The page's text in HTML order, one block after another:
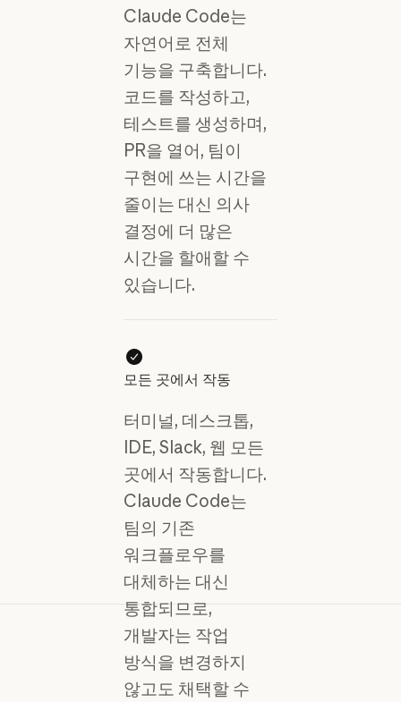
Claude Code는
자연어로 전체
기능을 구축합니다.
코드를 작성하고,
테스트를 생성하며,
PR을 열어, 팀이
구현에 쓰는 시간을
줄이는 대신 의사
결정에 더 많은
시간을 할애할 수
있습니다.
모든 곳에서 작동
터미널, 데스크톱,
IDE, Slack, 웹 모든
곳에서 작동합니다.
Claude Code는
팀의 기존
워크플로우를
대체하는 대신
통합되므로,
개발자는 작업
방식을 변경하지
않고도 채택할 수